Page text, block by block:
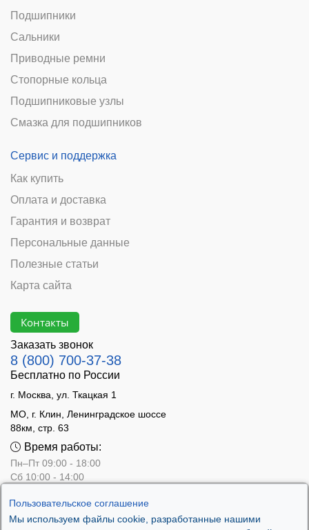
Пользовательское соглашение
Мы используем файлы cookie, разработанные нашими
Подшипники
Сальники
Приводные ремни
Стопорные кольца
Подшипниковые узлы
Смазка для подшипников
Сервис и поддержка
Как купить
Оплата и доставка
Гарантия и возврат
Персональные данные
Полезные статьи
Карта сайта
Контакты
Заказать звонок
8 (800) 700-37-38
Бесплатно по России
г. Москва, ул. Ткацкая 1
МО, г. Клин, Ленинградское шоссе
88км, стр. 63
Время работы:
Пн–Пт 09:00 - 18:00
Сб 10:00 - 14:00